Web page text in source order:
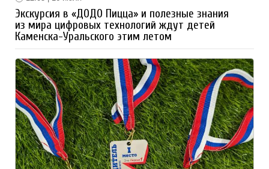
Экскурсия в «ДОДО Пицца» и полезные знания
из мира цифровых технологий ждут детей
Каменска-Уральского этим летом